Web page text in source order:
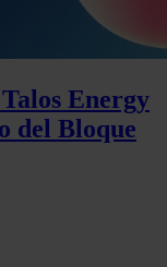
Energy
del Bloque